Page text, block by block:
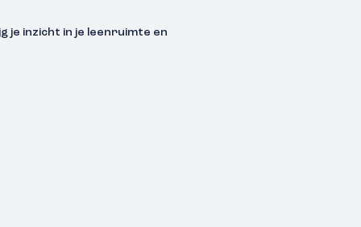
je inzicht in je leenruimte en